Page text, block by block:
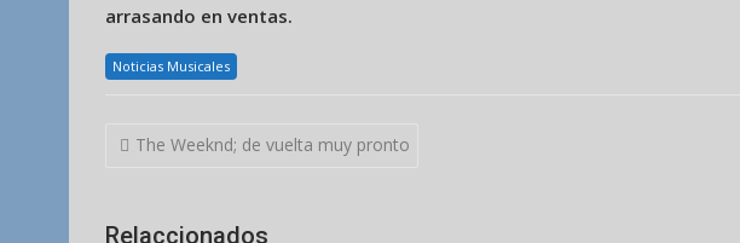
arrasando en ventas.
Noticias Musicales
Navegación
The Weeknd; de vuelta muy pronto
Relaccionados